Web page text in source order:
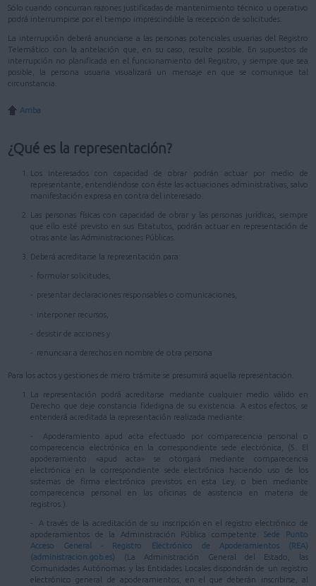
Sólo cuando concurran razones justificadas de mantenimiento técnico u operativo
podrá interrumpirse por el tiempo imprescindible la recepción de solicitudes.
La interrupción deberá anunciarse a las personas potenciales usuarias del Registro
Telemático con la antelación que, en su caso, resulte posible. En supuestos de
interrupción no planificada en el funcionamiento del Registro, y siempre que sea
posible, la persona usuaria visualizará un mensaje en que se comunique tal
circunstancia.
Arriba
¿Qué es la representación?
Los interesados con capacidad de obrar podrán actuar por medio de
representante, entendiéndose con éste las actuaciones administrativas, salvo
manifestación expresa en contra del interesado.
Las personas físicas con capacidad de obrar y las personas jurídicas, siempre
que ello esté previsto en sus Estatutos, podrán actuar en representación de
otras ante las Administraciones Públicas.
Deberá acreditarse la representación para:
- formular solicitudes,
- presentar declaraciones responsables o comunicaciones,
- interponer recursos,
- desistir de acciones y
- renunciar a derechos en nombre de otra persona
Para los actos y gestiones de mero trámite se presumirá aquella representación.
La representación podrá acreditarse mediante cualquier medio válido en
Derecho que deje constancia fidedigna de su existencia. A estos efectos, se
entenderá acreditada la representación realizada mediante:
- Apoderamiento apud acta efectuado por comparecencia personal o
comparecencia electrónica en la correspondiente sede electrónica, (5. El
apoderamiento «apud acta» se otorgará mediante comparecencia
electrónica en la correspondiente sede electrónica haciendo uso de los
sistemas de firma electrónica previstos en esta Ley, o bien mediante
comparecencia personal en las oficinas de asistencia en materia de
registros.).
- A través de la acreditación de su inscripción en el registro electrónico de
apoderamientos de la Administración Pública competente.Sede Punto
Acceso General - Registro Electrónico de Apoderamientos (REA)
(administracion.gob.es)
(La Administración General del Estado, las
Comunidades Autónomas y las Entidades Locales dispondrán de un registro
electrónico general de apoderamientos, en el que deberán inscribirse, al